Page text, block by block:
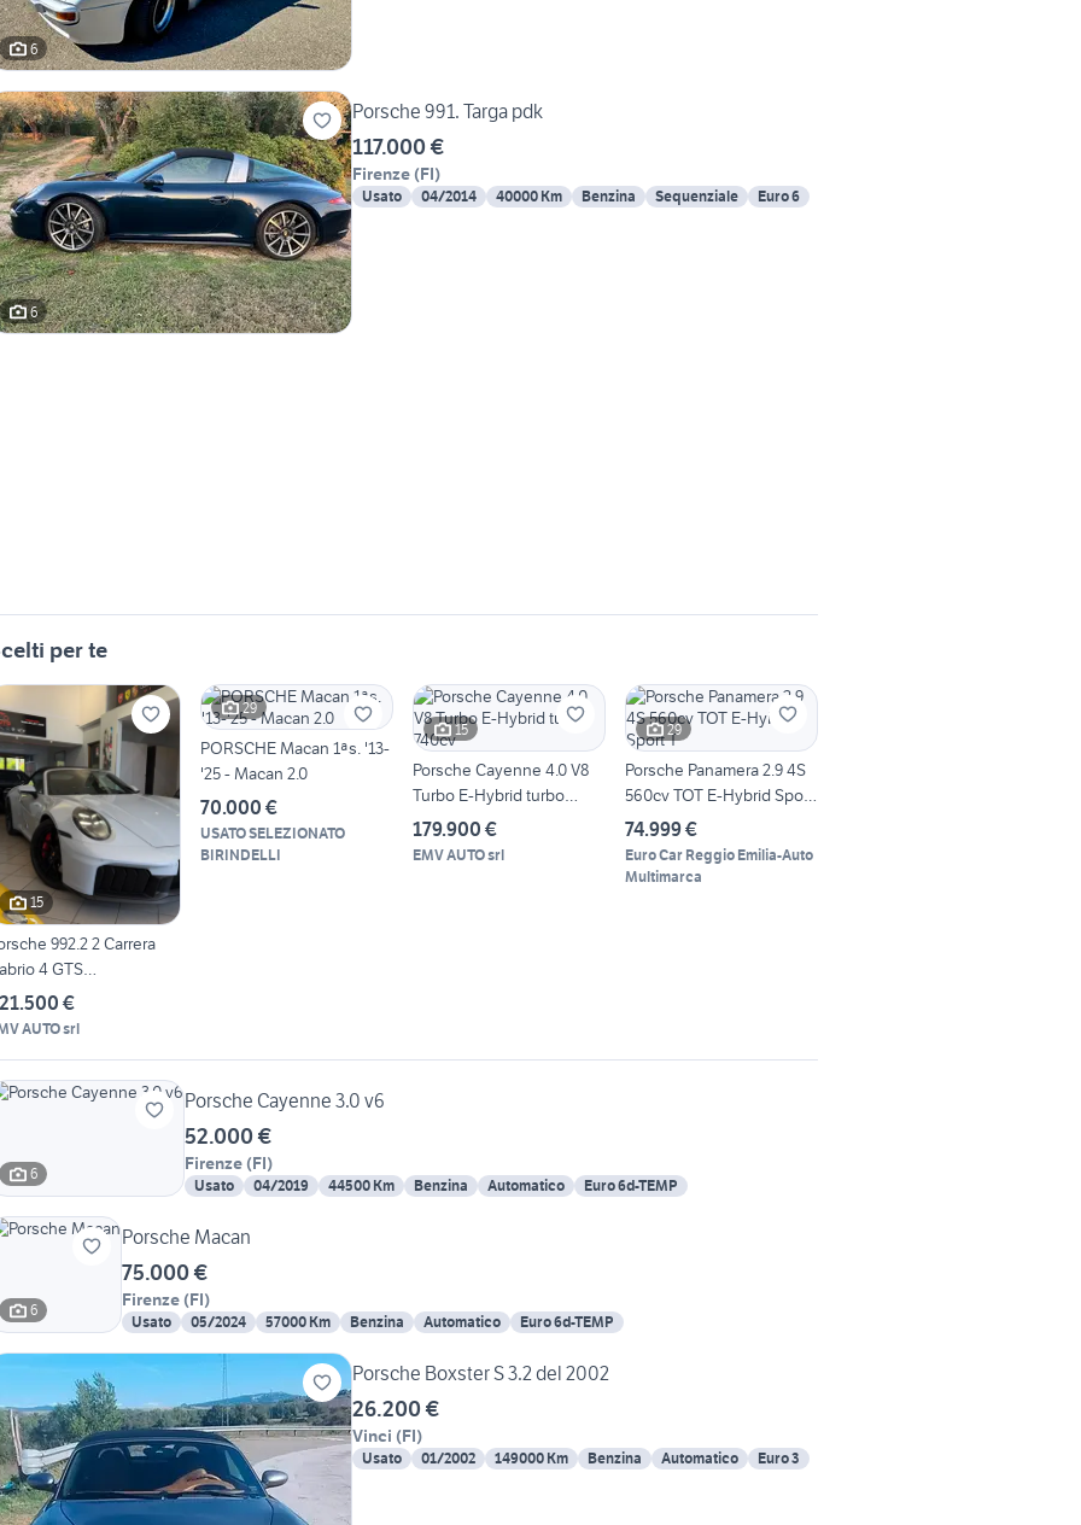
6
6
Porsche 991. Targa pdk
117.000 €
Firenze (FI)
Usato 04/2014 40000 Km Benzina Sequenziale Euro 6
per te
15
992.2 2 Carrera
4 GTS
€
AUTO srl
29
PORSCHE Macan 1ªs. '13-
'25 - Macan 2.0
70.000 €
USATO SELEZIONATO
BIRINDELLI
15
Porsche Cayenne 4.0 V8
Turbo E-Hybrid turbo
740cv
179.900 €
EMV AUTO srl
29
Porsche Panamera 2.9 4S
560cv TOT E-Hybrid Sport
T
74.999 €
Euro Car Reggio Emilia-Auto
Multimarca
6
Porsche Cayenne 3.0 v6
52.000 €
Firenze (FI)
Usato 04/2019 44500 Km Benzina Automatico Euro 6d-TEMP
6
Porsche Macan
75.000 €
Firenze (FI)
Usato 05/2024 57000 Km Benzina Automatico Euro 6d-TEMP
Porsche Boxster S 3.2 del 2002
26.200 €
Vinci (FI)
Usato 01/2002 149000 Km Benzina Automatico Euro 3